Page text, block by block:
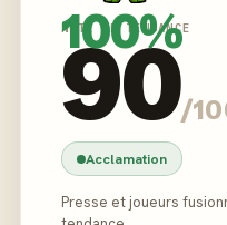
100%
NOTE DE TENDANCE
90/
Acclamation
Presse et joueurs